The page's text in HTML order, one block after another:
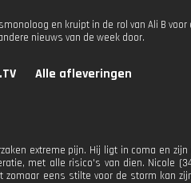
en kruipt in de rol van Ali B
nieuws van de week door.
Alle afleveringen
extreme pijn. Hij ligt in coma en
met alle risico's van dien. Nicole
eens stilte voor de storm kan